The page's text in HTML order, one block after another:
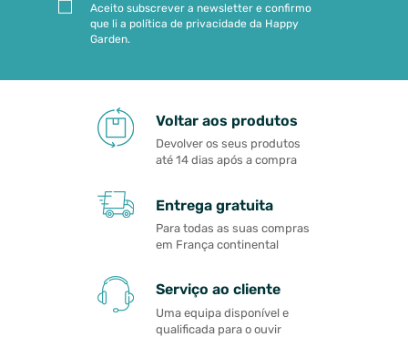
Aceito subscrever a newsletter e confirmo
que li a política de privacidade da Happy
Garden.
Voltar aos produtos
Devolver os seus produtos
até 14 dias após a compra
Entrega gratuita
Para todas as suas compras
em França continental
Serviço ao cliente
Uma equipa disponível e
qualificada para o ouvir